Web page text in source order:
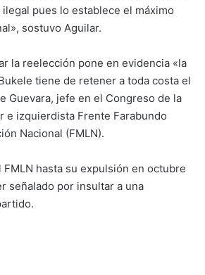
pues lo establece el máximo
sostuvo Aguilar.
la reelección pone en evidencia «la
tiene de retener a toda costa el
Guevara, jefe en el Congreso de la
e izquierdista Frente Farabundo
Nacional (FMLN).
hasta su expulsión en octubre
señalado por insultar a una